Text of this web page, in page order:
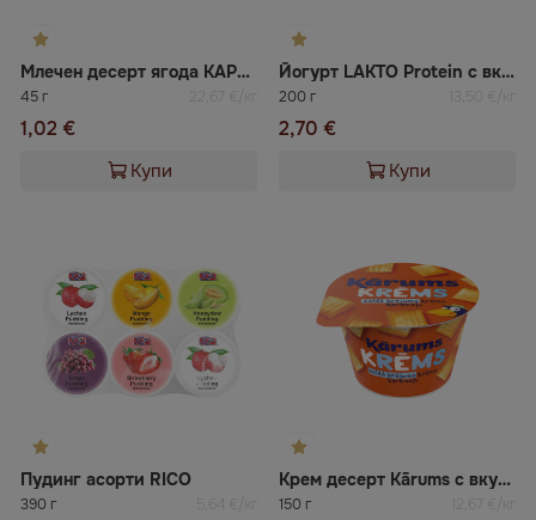
Млечен десерт ягода КАРУМС
45 г 22,67 €/кг
1,02 €
Купи
Йогурт LAKTO Protein с вкус на вишна и череша, без лактоза
200 г 13,50 €/кг
2,70 €
Купи
Пудинг асорти RICO
390 г 5,64 €/кг
Крем десерт Kārums с вкус на карамел
150 г 12,67 €/кг